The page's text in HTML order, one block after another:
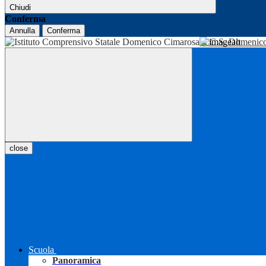
Chiudi
Conferma
Annulla Conferma
I.C.S.
close
Scuola
Panoramica